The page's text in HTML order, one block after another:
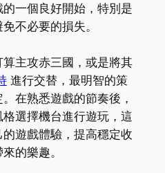
一個良好開始，特別是
不必要的損失。
主攻赤三國，或是將其
進行交替，最明智的策
在熟悉遊戲的節奏後，
選擇機台進行遊玩，這
遊戲體驗，提高穩定收
的樂趣。